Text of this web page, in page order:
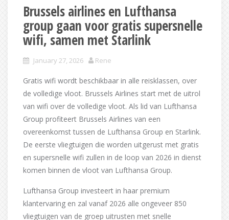
Brussels airlines en Lufthansa
group gaan voor gratis supersnelle
wifi, samen met Starlink
January 27, 2026 Rene
Gratis wifi wordt beschikbaar in alle reisklassen, over
de volledige vloot. Brussels Airlines start met de uitrol
van wifi over de volledige vloot. Als lid van Lufthansa
Group profiteert Brussels Airlines van een
overeenkomst tussen de Lufthansa Group en Starlink.
De eerste vliegtuigen die worden uitgerust met gratis
en supersnelle wifi zullen in de loop van 2026 in dienst
komen binnen de vloot van Lufthansa Group.
Lufthansa Group investeert in haar premium
klantervaring en zal vanaf 2026 alle ongeveer 850
vliegtuigen van de groep uitrusten met snelle